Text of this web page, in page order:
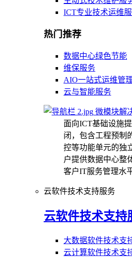
ICT专业技术运维
热门推荐
数据中心绿色节能
维保服务
AIO一站式运维管
云与智能服务
微模块解
面向ICT基础设施
闭，包含工程预制
控等功能单元的独
户提供数据中心整
客户IT服务管理水
云软件技术支持服务
云软件技术支持
大数据软件技术支
云计算软件技术支